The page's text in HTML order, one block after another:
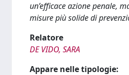
un’efficace azione penale,
misure più solide di
Relatore
DE VIDO, SARA
Appare nelle tipologie: